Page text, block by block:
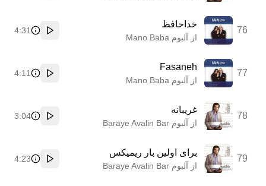
76
خداحافظ
از آلبوم Mano Baba پخش
4:31
77
Fasaneh
از آلبوم Mano Baba پخش
4:11
78
غریبانه
از آلبوم Baraye Avalin Bar پخش
3:04
79
برای اولین بار ریمیکس
از آلبوم Baraye Avalin Bar پخش
4:23